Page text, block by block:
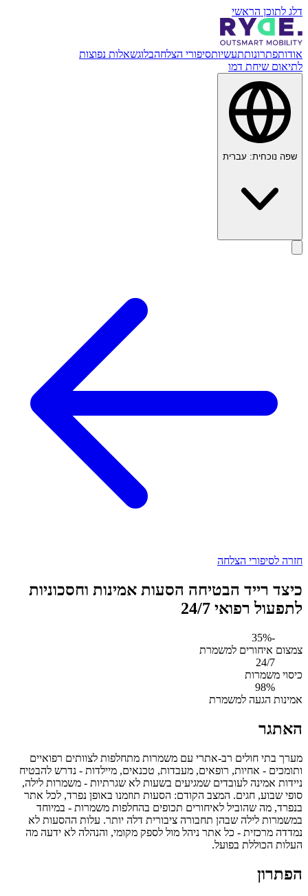
דלג לתוכן הראשי
אודותפתרונותתעשיותסיפורי הצלחהבלוגשאלות נפוצות
לתיאום שיחת דמו
שפה נוכחית: עברית
חזרה לסיפורי הצלחה
כיצד רייד הבטיחה הסעות אמינות וחסכוניות
לתפעול רפואי 24/7
-35%
צמצום איחורים למשמרת
24/7
כיסוי משמרות
98%
אמינות הגעה למשמרת
האתגר
מערך בתי חולים רב-אתרי עם משמרות מתחלפות לצוותים רפואיים
ותומכים - אחיות, רופאים, מעבדות, טכנאים, מיילדות - נדרש להבטיח
ניידות אמינה לעובדים שמגיעים בשעות לא שגרתיות - משמרות לילה,
סופי שבוע, חגים. המצב הקודם: הסעות תוזמנו באופן נפרד, לכל אתר
בנפרד, מה שהוביל לאיחורים תכופים בהחלפות משמרות - במיוחד
במשמרות לילה שבהן תחבורה ציבורית דלה יותר. עלות ההסעות לא
נמדדה מרכזית - כל אתר ניהל מול לספק מקומי, והנהלה לא ידעה מה
העלות הכוללת בפועל.
הפתרון